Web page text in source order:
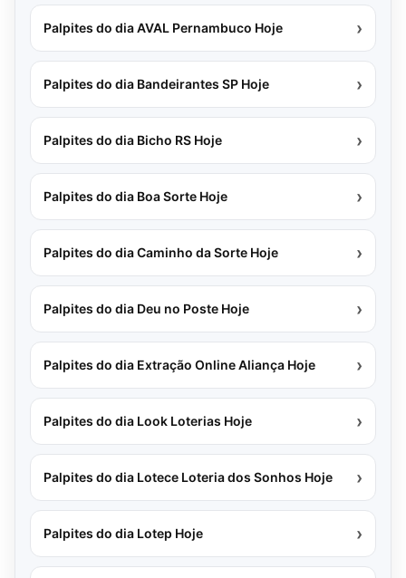
Palpites do dia AVAL Pernambuco Hoje ›
Palpites do dia Bandeirantes SP Hoje ›
Palpites do dia Bicho RS Hoje ›
Palpites do dia Boa Sorte Hoje ›
Palpites do dia Caminho da Sorte Hoje ›
Palpites do dia Deu no Poste Hoje ›
Palpites do dia Extração Online Aliança Hoje ›
Palpites do dia Look Loterias Hoje ›
Palpites do dia Lotece Loteria dos Sonhos Hoje ›
Palpites do dia Lotep Hoje ›